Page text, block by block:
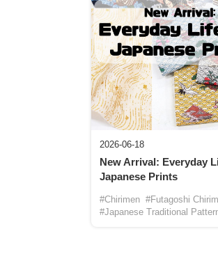
2026-06-18
New Arrival: Everyday
Japanese Prints
#Chirimen #Futagoshi
#Japanese Traditional